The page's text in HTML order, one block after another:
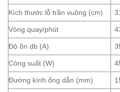
Kích thước lỗ trần vuông (cm)
Vòng quay/phút
Độ ồn db (A)
Công suất (W)
Đường kính ống dẫn (mm)